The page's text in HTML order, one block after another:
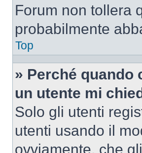
Forum non tollera
probabilmente
Top
» Perché quando
un utente mi
Solo gli utenti
utenti usando il
ovviamente, che